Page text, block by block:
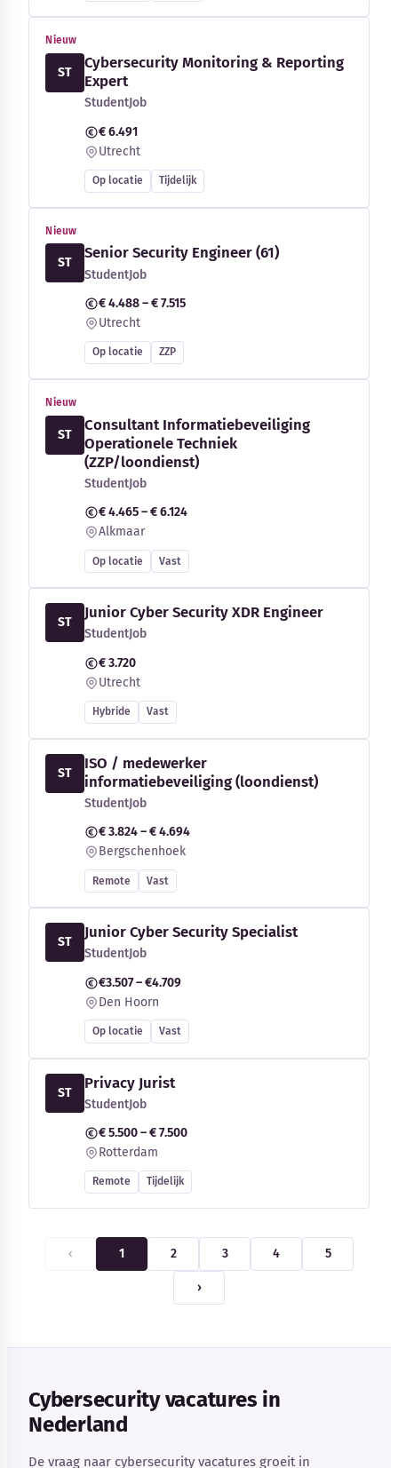
Nieuw
ST
Cybersecurity Monitoring & Reporting
Expert
StudentJob
€ 6.491
Utrecht
Op locatie Tijdelijk
Nieuw
ST
Senior Security Engineer (61)
StudentJob
€ 4.488 – € 7.515
Utrecht
Op locatie ZZP
Nieuw
ST
Consultant Informatiebeveiliging
Operationele Techniek
(ZZP/loondienst)
StudentJob
€ 4.465 – € 6.124
Alkmaar
Op locatie Vast
ST
Junior Cyber Security XDR Engineer
StudentJob
€ 3.720
Utrecht
Hybride Vast
ST
ISO / medewerker
informatiebeveiliging (loondienst)
StudentJob
€ 3.824 – € 4.694
Bergschenhoek
Remote Vast
ST
Junior Cyber Security Specialist
StudentJob
€3.507 – €4.709
Den Hoorn
Op locatie Vast
ST
Privacy Jurist
StudentJob
€ 5.500 – € 7.500
Rotterdam
Remote Tijdelijk
‹ 1 2 3 4 5
›
Cybersecurity vacatures in
Nederland
De vraag naar cybersecurity vacatures groeit in